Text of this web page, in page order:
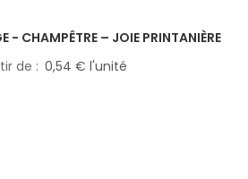
- CHAMPÊTRE – JOIE PRINTANIÈRE
de
0,54 € l'unité